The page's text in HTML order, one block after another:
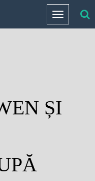
Toggle
navigation
ȘI